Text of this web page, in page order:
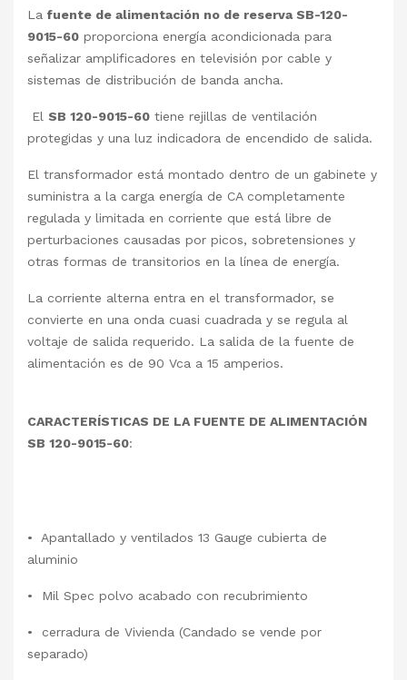
La fuente de alimentación no de reserva SB-120-
9015-60 proporciona energía acondicionada para
señalizar amplificadores en televisión por cable y
sistemas de distribución de banda ancha.
El SB 120-9015-60 tiene rejillas de ventilación
protegidas y una luz indicadora de encendido de salida.
El transformador está montado dentro de un gabinete y
suministra a la carga energía de CA completamente
regulada y limitada en corriente que está libre de
perturbaciones causadas por picos, sobretensiones y
otras formas de transitorios en la línea de energía.
La corriente alterna entra en el transformador, se
convierte en una onda cuasi cuadrada y se regula al
voltaje de salida requerido. La salida de la fuente de
alimentación es de 90 Vca a 15 amperios.
CARACTERÍSTICAS DE LA FUENTE DE ALIMENTACIÓN
SB 120-9015-60:
• Apantallado y ventilados 13 Gauge cubierta de
aluminio
• Mil Spec polvo acabado con recubrimiento
• cerradura de Vivienda (Candado se vende por
separado)